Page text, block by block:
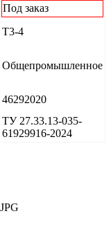
Под заказ
Т3-4
Общепромышленное
46292020
ТУ 27.33.13-035-
61929916-2024